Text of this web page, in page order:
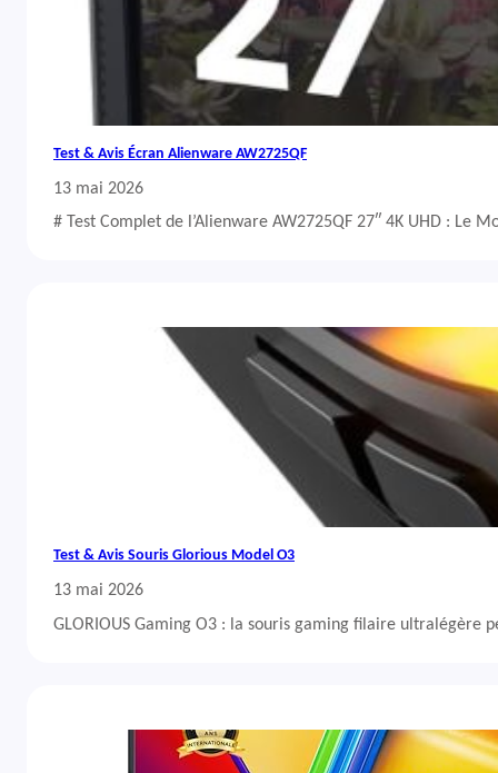
Test & Avis Écran Alienware AW2725QF
13 mai 2026
# Test Complet de l’Alienware AW2725QF 27″ 4K UHD : Le
Test & Avis Souris Glorious Model O3
13 mai 2026
GLORIOUS Gaming O3 : la souris gaming filaire ultralégère